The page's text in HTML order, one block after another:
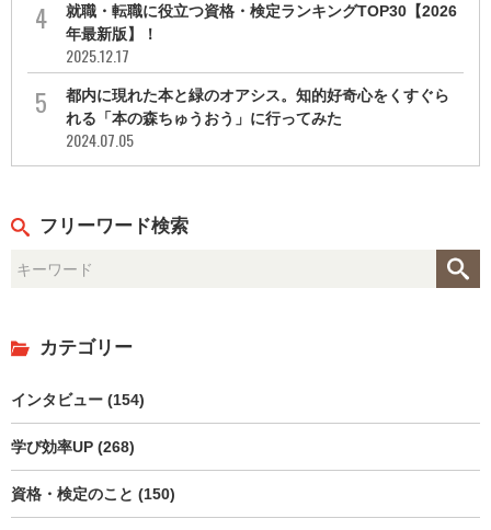
就職・転職に役立つ資格・検定ランキングTOP30【2026
年最新版】！
2025.12.17
都内に現れた本と緑のオアシス。知的好奇心をくすぐら
れる「本の森ちゅうおう」に行ってみた
2024.07.05
フリーワード検索
カテゴリー
インタビュー (154)
学び効率UP (268)
資格・検定のこと (150)